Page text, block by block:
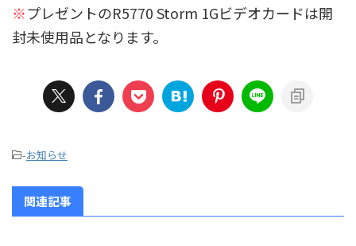
※プレゼントのR5770 Storm 1Gビデオカードは開
封未使用品となります。
-お知らせ
関連記事